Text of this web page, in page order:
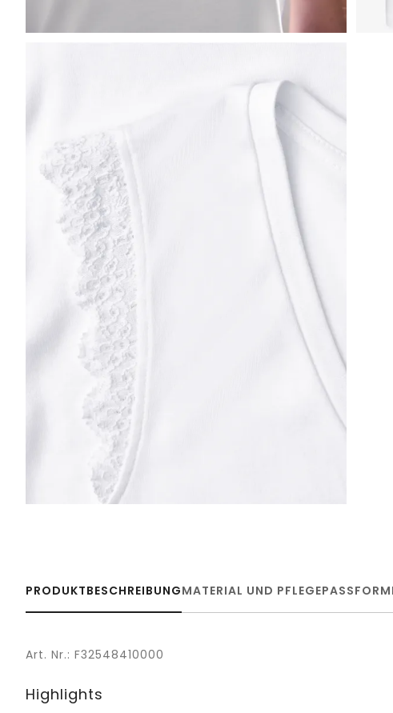
PRODUKTBESCHREIBUNGMATERIAL UND PFLEGEPASSFORM
Art. Nr.: F32548410000
Highlights